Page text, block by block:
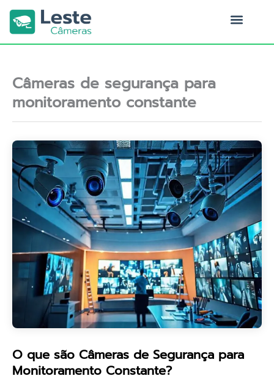
para
conteúdo
Câmeras de segurança para
monitoramento constante
O que são Câmeras de Segurança para
Monitoramento Constante?